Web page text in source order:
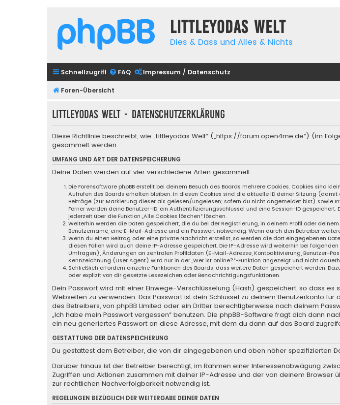
Littleyodas Welt
Dies & Dass und Alles & Nichts
Schnellzugriff FAQ Impressum / Datenschutz
Foren-Übersicht
Littleyodas Welt - Datenschutzerklärung
Diese Richtlinie beschreibt, wie „Littleyodas Welt“ („https://forum.open4me.de“) (im
gesammelt werden.
UMFANG UND ART DER DATENSPEICHERUNG
Deine Daten werden auf vier verschiedene Arten gesammelt:
Die Forensoftware phpBB erstellt bei deinem Besuch des Boards mehrere Cookies. Cookies sind
Aufrufen des Boards erhalten bleiben. In diesen Cookies sind die aktuelle ID deiner Sitzung
Beiträge (zur Markierung dieser als gelesen/ungelesen; sofern du nicht angemeldet bist)
Ferner werden deine Benutzer-ID, ein Authentifizierungsschlüssel und eine Session-ID
jederzeit über die Funktion „Alle Cookies löschen“ löschen.
Weiterhin werden die Daten gespeichert, die du bei der Registrierung, in deinem Profil oder
Benutzername, eine E-Mail-Adresse und ein Passwort notwendig. Wenn durch den Betreiber
Wenn du einen Beitrag oder eine private Nachricht erstellst, so werden die dort eingegebenen
diesen Fällen wird auch deine IP-Adresse gespeichert. Die IP-Adresse wird weiterhin bei
Umfragen), Änderungen an zentralen Profildaten (E-Mail-Adresse, Kontoaktivierung, Benutzer-
Kennzeichnung (User Agent) wird nur in der „Wer ist online?“-Funktion angezeigt und nicht
Schließlich erfordern einzelne Funktionen des Boards, dass weitere Daten gespeichert werden.
oder explizit von dir gesetzte Lesezeichen oder Benachrichtigungsfunktionen.
Dein Passwort wird mit einer Einwege-Verschlüsselung (Hash) gespeichert, so dass
Webseiten zu verwenden. Das Passwort ist dein Schlüssel zu deinem Benutzerkonto
des Betreibers, von phpBB Limited oder ein Dritter berechtigterweise nach deinem
„Ich habe mein Passwort vergessen“ benutzen. Die phpBB-Software fragt dich dann
ein neu generiertes Passwort an diese Adresse, mit dem du dann auf das Board
GESTATTUNG DER DATENSPEICHERUNG
Du gestattest dem Betreiber, die von dir eingegebenen und oben näher spezifizierten
Darüber hinaus ist der Betreiber berechtigt, im Rahmen einer Interessenabwägung
Zugriffen und Aktionen zusammen mit deiner IP-Adresse und der von deinem
zur rechtlichen Nachverfolgbarkeit notwendig ist.
REGELUNGEN BEZÜGLICH DER WEITERGABE DEINER DATEN